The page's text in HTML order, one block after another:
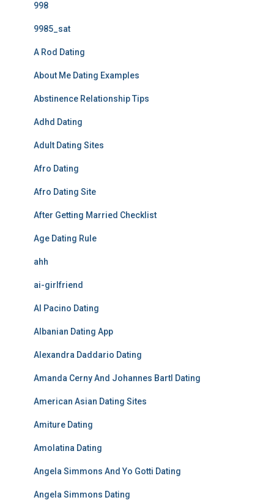
998
9985_sat
A Rod Dating
About Me Dating Examples
Abstinence Relationship Tips
Adhd Dating
Adult Dating Sites
Afro Dating
Afro Dating Site
After Getting Married Checklist
Age Dating Rule
ahh
ai-girlfriend
Al Pacino Dating
Albanian Dating App
Alexandra Daddario Dating
Amanda Cerny And Johannes Bartl Dating
American Asian Dating Sites
Amiture Dating
Amolatina Dating
Angela Simmons And Yo Gotti Dating
Angela Simmons Dating